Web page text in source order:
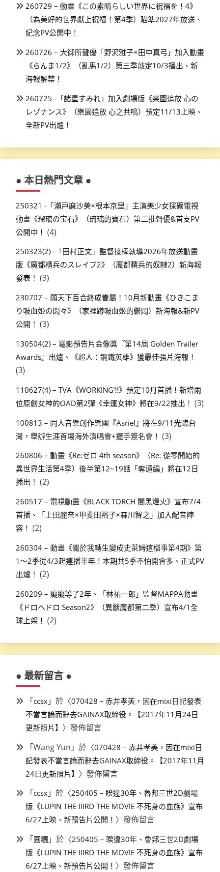
260729 – 動畫《この素晴らしい世界に祝福を！4》
（為美好的世界獻上祝福！第4季）瞄準2027年放送、
紀念PV公開中！
260726 – 大御所聲優「野沢雅子×田中真弓」加入動畫
《らんま1/2》（亂馬1/2）第三季敲定10/3播出、新
海報解禁！
260725 -「諸星すみれ」加入劇場版《楽園追放 心の
レゾナンス》（樂園追放 心之共鳴）預定11/13上映、
全新PV出爐！
● 本日熱門文章 ●
250321 -「瀬戸麻沙美×根本京里」主演美少女採礦電視
動畫《瑠璃の宝石》（琉璃的寶石）第二批聲優&首支PV
公開中！ (4)
250323(2) -「田村正文」監督接棒執導2026年放送動畫
版《魔都精兵のスレイブ2》（魔都精兵的奴隸2）新海報
發表！ (3)
230707 – 願天下百合終成眷屬！10月新動畫《ひきこま
り吸血姫の悶々》（家裡蹲吸血姬的鬱悶）新海報&新PV
公開！ (3)
130504(2) – 電影預告片金像獎『第14屆 Golden Trailer
Awards』出爐、《超人：鋼鐵英雄》獲最佳強片海報！
(3)
110627(4) – TVA《WORKING’!!》預定10月首播！新增兩
位原創女神的OAD第2彈《幸運女神》將在9/22推出！ (3)
100813 – 同人音樂創作樂團『Asriel』將在9/11光臨台
灣，舉辦生涯首場海外演唱會+握手簽名會！ (3)
260806 – 動畫《Re:ゼロ 4th season》（Re: 從零開始的
異世界生活第4季）後半第12~19話「奪還編」將在12日
播出！ (2)
260517 – 電視動畫《BLACK TORCH 闇黑燈火》宣布7/4
首播、「上田麗奈×甲斐田裕子×森川智之」加入配音陣
容！ (2)
260304 – 動畫《關於我轉生變成史萊姆這檔事第4期》第
1～2季從4/3起連播半年！本期共5季不怕開會多、正式PV
出爐！ (2)
260209 – 癡癡等了2年、「林祐一郎」監督MAPPA動畫
《ドロヘドロ Season2》（異獸魔都第二季）宣布4/1全
球上架！ (2)
● 最新留言 ●
「ccsx 」於〈070428 – 赤井孝美，因在mixi日記發表
不當言論而辭去GAINAX取締役。【2017年11月24日
更新照片】 〉發佈留言
「Wang Yun 」於〈070428 – 赤井孝美，因在mixi日
記發表不當言論而辭去GAINAX取締役。【2017年11月
24日更新照片】 〉發佈留言
「ccsx 」於〈250405 – 睽違30年、魯邦三世2D劇場
版《LUPIN THE IIIRD THE MOVIE 不死身の血族》宣布
6/27上映、新預告片公開！ 〉發佈留言
「圓糰 」於〈250405 – 睽違30年、魯邦三世2D劇場
版《LUPIN THE IIIRD THE MOVIE 不死身の血族》宣布
6/27上映、新預告片公開！ 〉發佈留言